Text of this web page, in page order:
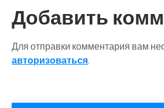
Добавить
Для отправки комментария вам
авторизоваться.